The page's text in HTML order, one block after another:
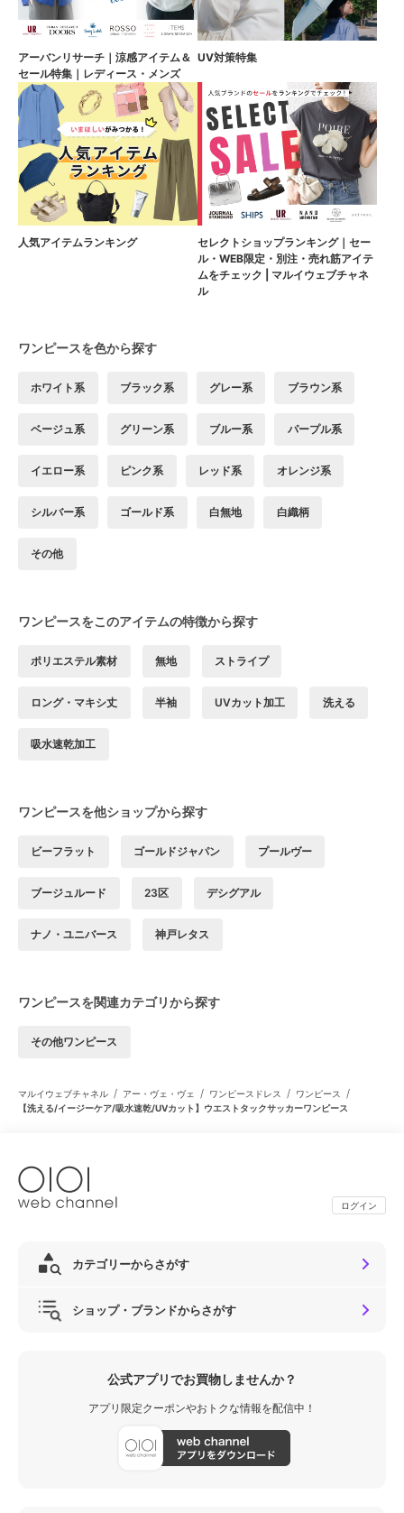
アーバンリサーチ｜涼感アイテム＆
セール特集｜レディース・メンズ
UV対策特集
人気アイテムランキング
セレクトショップランキング｜セー
ル・WEB限定・別注・売れ筋アイテ
ムをチェック | マルイウェブチャネ
ル
ワンピースを色から探す
ホワイト系 ブラック系 グレー系 ブラウン系
ベージュ系 グリーン系 ブルー系 パープル系
イエロー系 ピンク系 レッド系 オレンジ系
シルバー系 ゴールド系 白無地 白織柄
その他
ワンピースをこのアイテムの特徴から探す
ポリエステル素材 無地 ストライプ
ロング・マキシ丈 半袖 UVカット加工 洗える
吸水速乾加工
ワンピースを他ショップから探す
ビーフラット ゴールドジャパン プールヴー
ブージュルード 23区 デシグアル
ナノ・ユニバース 神戸レタス
ワンピースを関連カテゴリから探す
その他ワンピース
マルイウェブチャネル / アー・ヴェ・ヴェ / ワンピースドレス / ワンピース /
【洗える/イージーケア/吸水速乾/UVカット】ウエストタックサッカーワンピース
ログイン
カテゴリーからさがす
ショップ・ブランドからさがす
公式アプリでお買物しませんか？
アプリ限定クーポンやおトクな情報を配信中！